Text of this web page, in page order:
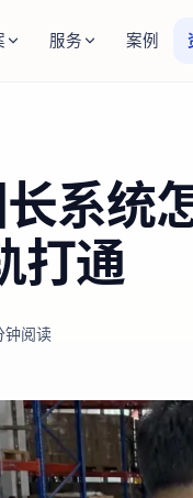
服务 案例
系统
打通
钟阅读